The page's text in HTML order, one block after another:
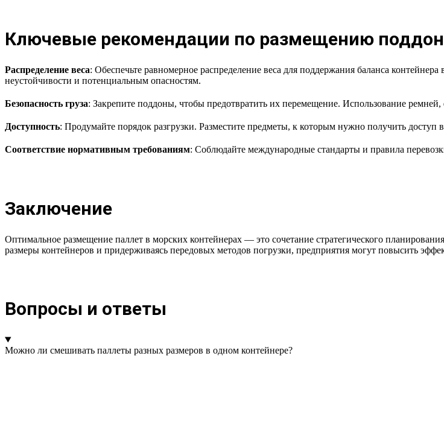
Ключевые рекомендации по размещению
Распределение веса: Обеспечьте равномерное распределение веса для поддержания баланса
неустойчивости и потенциальным опасностям.
Безопасность груза: Закрепите поддоны, чтобы предотвратить их перемещение. Использование
Доступность: Продумайте порядок разгрузки. Разместите предметы, к которым нужно получить доступ
Соответствие нормативным требованиям: Соблюдайте международные стандарты и правила
Заключение
Оптимальное размещение паллет в морских контейнерах — это сочетание стратегического
размеры контейнеров и придерживаясь передовых методов погрузки, предприятия могут повысить
Вопросы и ответы
Можно ли смешивать паллеты разных размеров в одном контейнере?